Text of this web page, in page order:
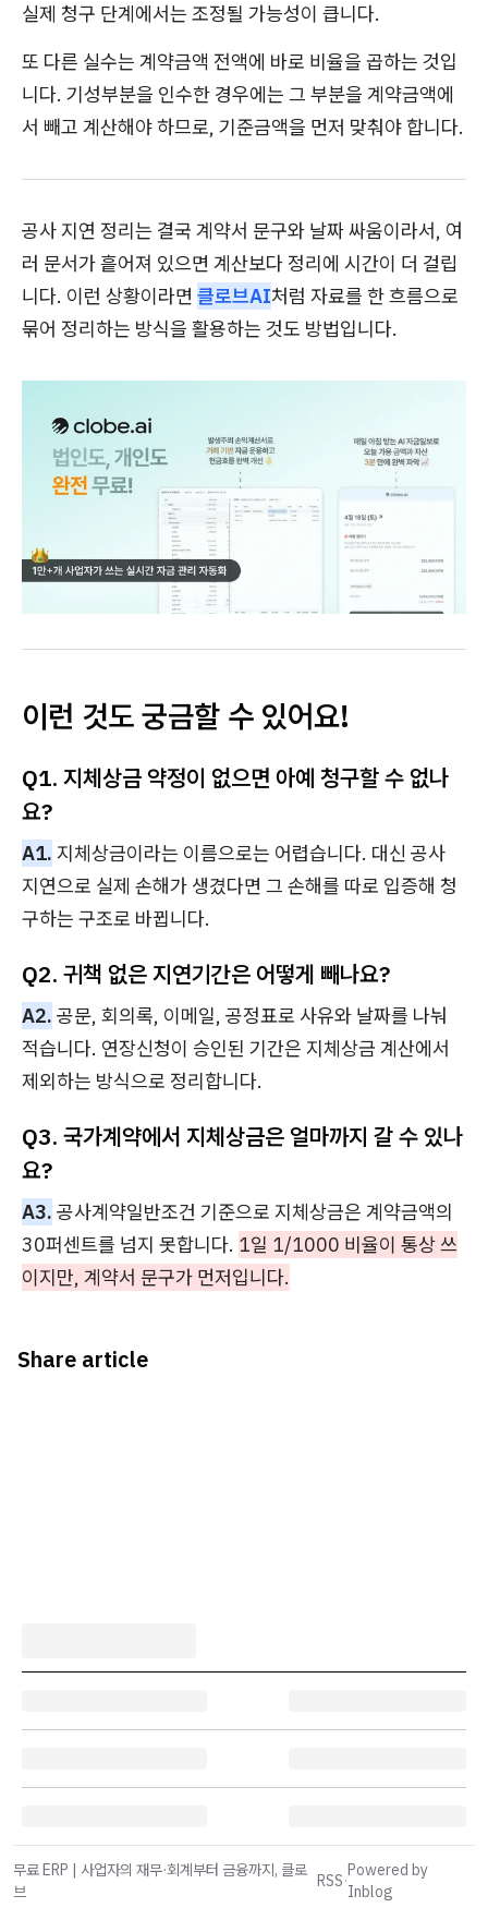
실제 청구 단계에서는 조정될 가능성이 큽니다.
또 다른 실수는 계약금액 전액에 바로 비율을 곱하는 것입
니다. 기성부분을 인수한 경우에는 그 부분을 계약금액에
서 빼고 계산해야 하므로, 기준금액을 먼저 맞춰야 합니다.
공사 지연 정리는 결국 계약서 문구와 날짜 싸움이라서, 여
러 문서가 흩어져 있으면 계산보다 정리에 시간이 더 걸립
니다. 이런 상황이라면 클로브AI처럼 자료를 한 흐름으로
묶어 정리하는 방식을 활용하는 것도 방법입니다.
이런 것도 궁금할 수 있어요!
Q1. 지체상금 약정이 없으면 아예 청구할 수 없나
요?
A1. 지체상금이라는 이름으로는 어렵습니다. 대신 공사
지연으로 실제 손해가 생겼다면 그 손해를 따로 입증해 청
구하는 구조로 바뀝니다.
Q2. 귀책 없은 지연기간은 어떻게 빼나요?
A2. 공문, 회의록, 이메일, 공정표로 사유와 날짜를 나눠
적습니다. 연장신청이 승인된 기간은 지체상금 계산에서
제외하는 방식으로 정리합니다.
Q3. 국가계약에서 지체상금은 얼마까지 갈 수 있나
요?
A3. 공사계약일반조건 기준으로 지체상금은 계약금액의
30퍼센트를 넘지 못합니다. 1일 1/1000 비율이 통상 쓰
이지만, 계약서 문구가 먼저입니다.
Share article
무료 ERP | 사업자의 재무·회계부터 금융까지, 클로
브
RSS·
Powered by
Inblog